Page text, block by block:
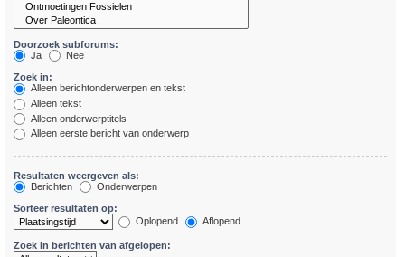
Doorzoek subforums:
Ja
Nee
Zoek in:
Alleen berichtonderwerpen en tekst
Alleen tekst
Alleen onderwerptitels
Alleen eerste bericht van onderwerp
Resultaten weergeven als:
Berichten
Onderwerpen
Sorteer resultaten op:
Oplopend
Aflopend
Zoek in berichten van afgelopen: